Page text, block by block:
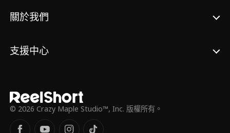
關於我們
支援中心
© 2026 Crazy Maple Studio™, Inc. 版權所有。